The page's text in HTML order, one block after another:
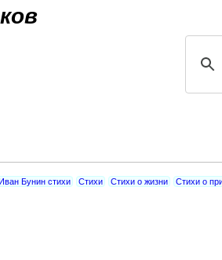
Бунин стихи Стихи Стихи о жизни Стихи о